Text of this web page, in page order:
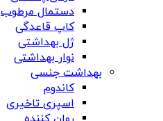
دستمال مرطوب
کاپ قاعدگی
ژل بهداشتی
نوار بهداشتی
بهداشت جنسی
کاندوم
اسپری تاخیری